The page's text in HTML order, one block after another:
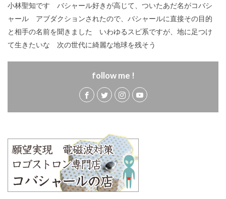
小林聖知です バシャール好きが高じて、ついたあだ名がコバシ
ャール アブダクションされたので、バシャールに直接その目的
と相手の名前を聞きました いわゆるスピ系ですが、地に足つけ
て生きたいな 次の世代に綺麗な地球を残そう
follow me !